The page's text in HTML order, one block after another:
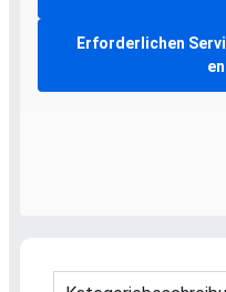
Erforderlichen